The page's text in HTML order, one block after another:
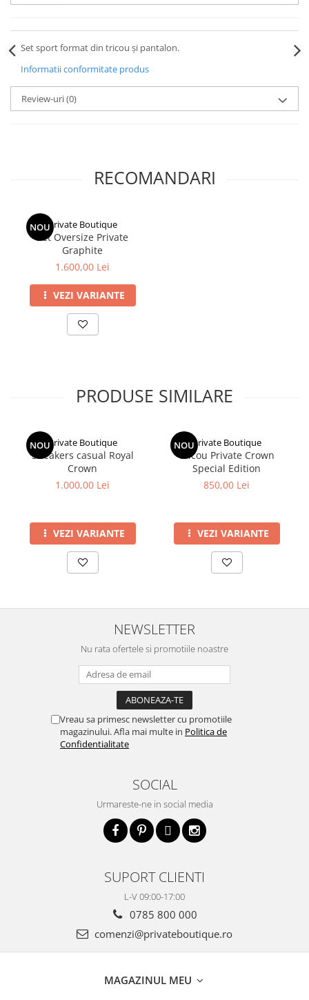
Set sport format din tricou și pantalon.
Informatii conformitate produs
Review-uri(0)
RECOMANDARI
NOUPrivate Boutique
Set Oversize Private
Graphite
1.600,00 Lei
VEZI VARIANTE
PRODUSE SIMILARE
NOUPrivate Boutique
Sneakers casual Royal
Crown
1.000,00 Lei
VEZI VARIANTE
NOUPrivate Boutique
Tricou Private Crown
Special Edition
850,00 Lei
VEZI VARIANTE
NEWSLETTER
Nu rata ofertele si promotiile noastre
Vreau sa primesc newsletter cu promotiile
magazinului. Afla mai multe in Politica de
Confidentialitate
SOCIAL
Urmareste-ne in social media
SUPORT CLIENTI
L-V 09:00-17:00
0785 800 000
comenzi@privateboutique.ro
MAGAZINUL MEU